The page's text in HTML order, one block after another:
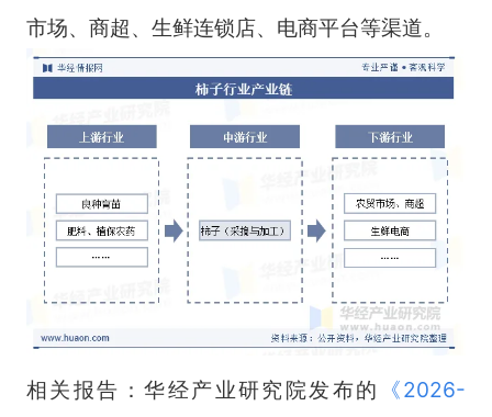
市场、商超、生鲜连锁店、电商平台等渠道。
相关报告：华经产业研究院发布的 《2026-